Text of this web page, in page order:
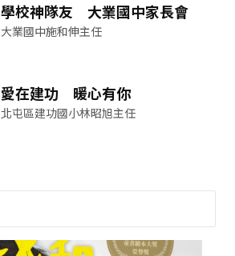
學校神隊友 大業國中家長會
大業國中施和伸主任
愛在建功 暖心有你
北屯區建功國小林昭旭主任